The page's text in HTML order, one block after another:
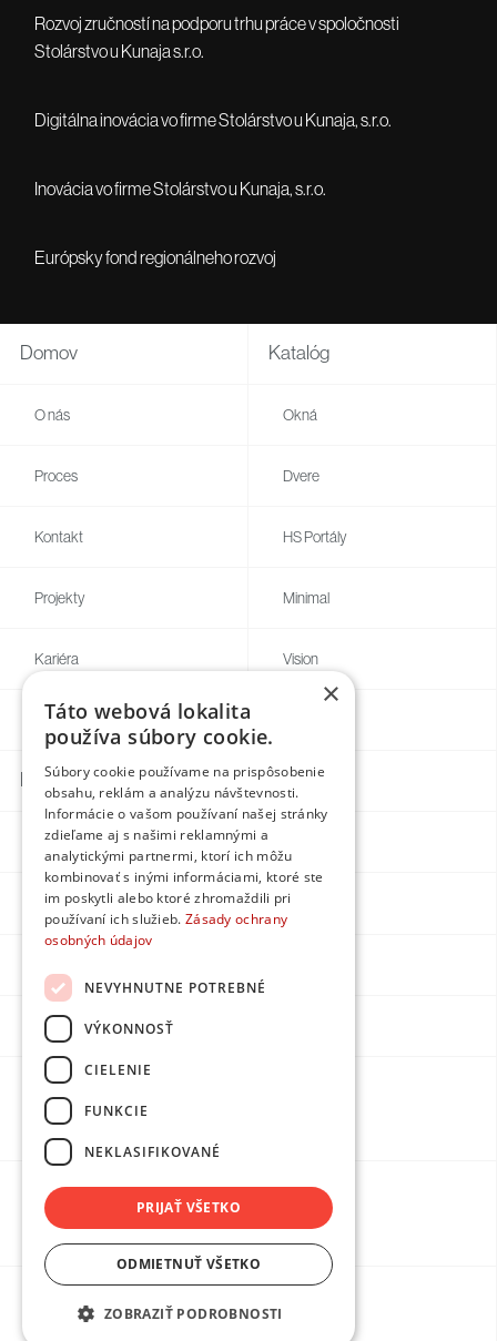
Rozvoj zručností na podporu trhu práce v spoločnosti
Stolárstvo u Kunaja s.r.o.
Digitálna inovácia vo firme Stolárstvo u Kunaja, s.r.o.
Inovácia vo firme Stolárstvo u Kunaja, s.r.o.
Európsky fond regionálneho rozvoj
Domov
O nás
Proces
Kontakt
Projekty
Kariéra
Blog
Katalóg
Okná
Dvere
HS Portály
Minimal
Vision
Kontakty
Facebook
Instagram
Youtube
DPMarketing
Ochrana osobných údajov
Obchodné podmienky
×
Táto webová lokalita
používa súbory cookie.
Súbory cookie používame na prispôsobenie
obsahu, reklám a analýzu návštevnosti.
Informácie o vašom používaní našej stránky
zdieľame aj s našimi reklamnými a
analytickými partnermi, ktorí ich môžu
kombinovať s inými informáciami, ktoré ste
im poskytli alebo ktoré zhromaždili pri
používaní ich služieb. Zásady ochrany
osobných údajov
NEVYHNUTNE POTREBNÉ
VÝKONNOSŤ
CIELENIE
FUNKCIE
NEKLASIFIKOVANÉ
PRIJAŤ VŠETKO
ODMIETNUŤ VŠETKO
ZOBRAZIŤ PODROBNOSTI